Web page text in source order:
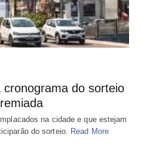
cronograma do sorteio
na cidade e que estejam
do sorteio. Read More